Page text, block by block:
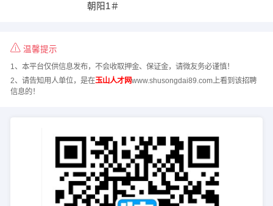
朝阳1＃
温馨提示
1、本平台仅供信息发布，不会收取押金、保证金，请微友务必谨慎！
2、请告知用人单位，是在玉山人才网www.shusongdai89.com上看到该招聘
信息的！